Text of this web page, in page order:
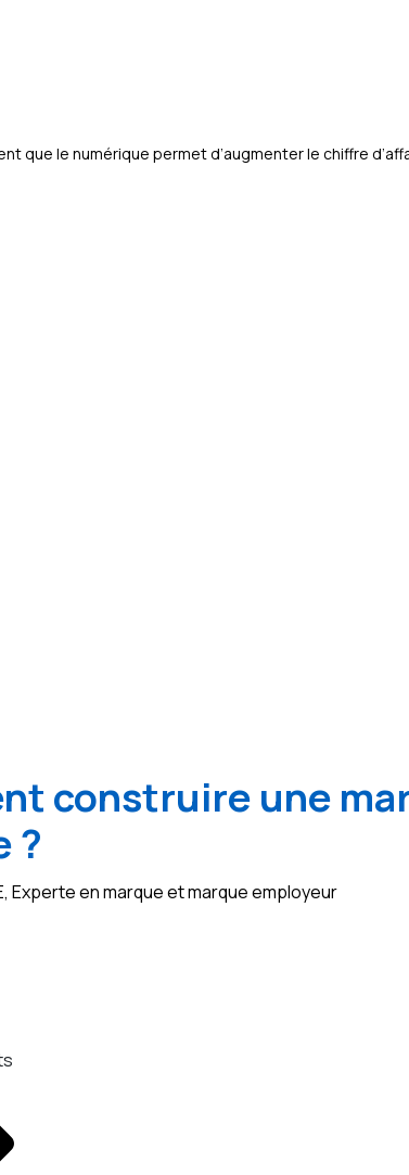
que le numérique permet d’augmenter le chiffre
construire une
?
Experte en marque et marque employeur